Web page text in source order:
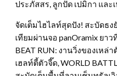
ประภัสสร, ลูกปัด เปมิกา และ
จัดเต็มไฮไลท์สุดปัง! สะบัดธ
เทียมผ่านจอ panOramix ยา
BEAT RUN: งานวิ่งของเหล่
เฮลท์ตี้ตัวจี๊ด, WORLD